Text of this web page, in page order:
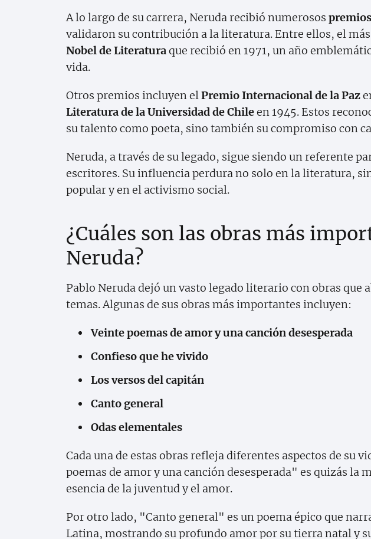
A lo largo de su carrera, Neruda recibió numerosos
validaron su contribución a la literatura. Entre ellos, el más
Nobel de Literaturaque recibió en 1971, un año
vida.
Otros premios incluyen el Premio Internacional de la Paz
Literatura de la Universidad de Chileen 1945. Estos
su talento como poeta, sino también su compromiso con
Neruda, a través de su legado, sigue siendo un referente
escritores. Su influencia perdura no solo en la literatura,
popular y en el activismo social.
¿Cuáles son las obras más
Neruda?
Pablo Neruda dejó un vasto legado literario con obras que
temas. Algunas de sus obras más importantes incluyen:
Veinte poemas de amor y una canción desesperada
Confieso que he vivido
Los versos del capitán
Canto general
Odas elementales
Cada una de estas obras refleja diferentes aspectos de su
poemas de amor y una canción desesperada" es quizás la
esencia de la juventud y el amor.
Por otro lado, "Canto general" es un poema épico que
Latina, mostrando su profundo amor por su tierra natal y